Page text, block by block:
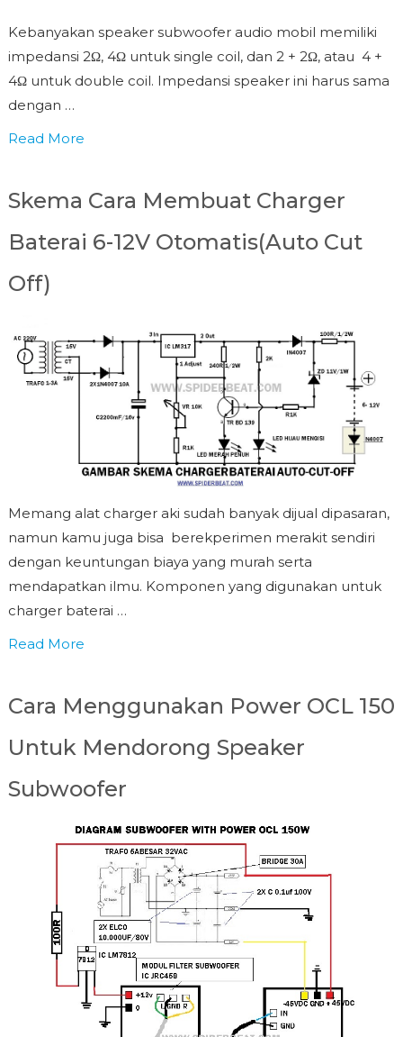
Kebanyakan speaker subwoofer audio mobil memiliki
impedansi 2Ω, 4Ω untuk single coil, dan 2 + 2Ω, atau 4 +
4Ω untuk double coil. Impedansi speaker ini harus sama
dengan …
Read More
Skema Cara Membuat Charger
Baterai 6-12V Otomatis(Auto Cut
Off)
Memang alat charger aki sudah banyak dijual dipasaran,
namun kamu juga bisa berekperimen merakit sendiri
dengan keuntungan biaya yang murah serta
mendapatkan ilmu. Komponen yang digunakan untuk
charger baterai …
Read More
Cara Menggunakan Power OCL 150
Untuk Mendorong Speaker
Subwoofer